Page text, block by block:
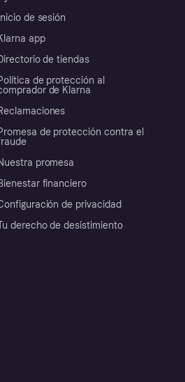
Inicio de sesión
app
de tiendas
de protección al
de Klarna
de protección contra el
promesa
financiero
de privacidad
derecho de desistimiento